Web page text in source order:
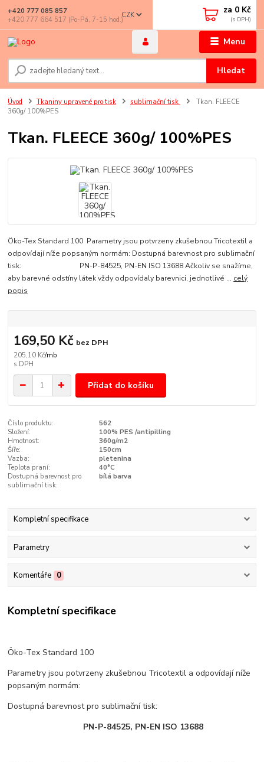
Menu
CZK
Hledat
+420 777 085 857
+420 777 664 517 (Po-Pá, 7-15 hod.)
za 0 Kč
Úvod Tkaniny upravené pro tisk sublimační tisk
Tkan. FLEECE
360g/ 100%PES
Tkan. FLEECE 360g/ 100%PES
Öko-Tex Standard 100 Parametry jsou potvrzeny zkušebnou Tricotextil a
odpovídají níže popsaným normám: Dostupná barevnost pro sublimační
tisk: PN-P-84525, PN-EN ISO 13688 Ačkoliv se snažíme,
aby barevné odstíny látek vždy odpovídaly barevnici, jednotlivé ... celý
popis
205,10 Kč/mb
169,50 Kč bez DPH
Přidat do košíku
Číslo produktu:
562
Složení:
100% PES /antipilling
Hmotnost:
360g/m2
Šíře:
150cm
Vazba:
pletenina
Teplota praní:
40°C
Dostupná barevnost pro
sublimační tisk:
bílá barva
Kompletní specifikace
Parametry
Komentáře 0
Kompletní specifikace
Öko-Tex Standard 100
Parametry jsou potvrzeny zkušebnou Tricotextil a odpovídají níže
popsaným normám:
Dostupná barevnost pro sublimační tisk:
PN-P-84525, PN-EN ISO 13688